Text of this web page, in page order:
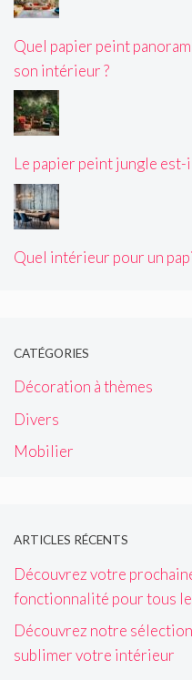
Quel papier peint
son intérieur ?
Le papier peint jungle
Quel intérieur pour un
CATÉGORIES
Décoration à thèmes
Divers
Mobilier
ARTICLES RÉCENTS
Découvrez votre
fonctionnalité pour tous
Découvrez notre
sublimer votre intérieur